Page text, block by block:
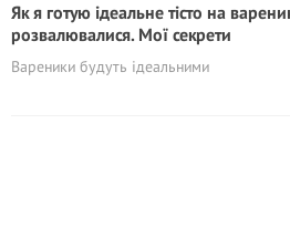
Як я готую ідеальне тісто на
розвалювалися. Мої секрети
Вареники будуть ідеальними